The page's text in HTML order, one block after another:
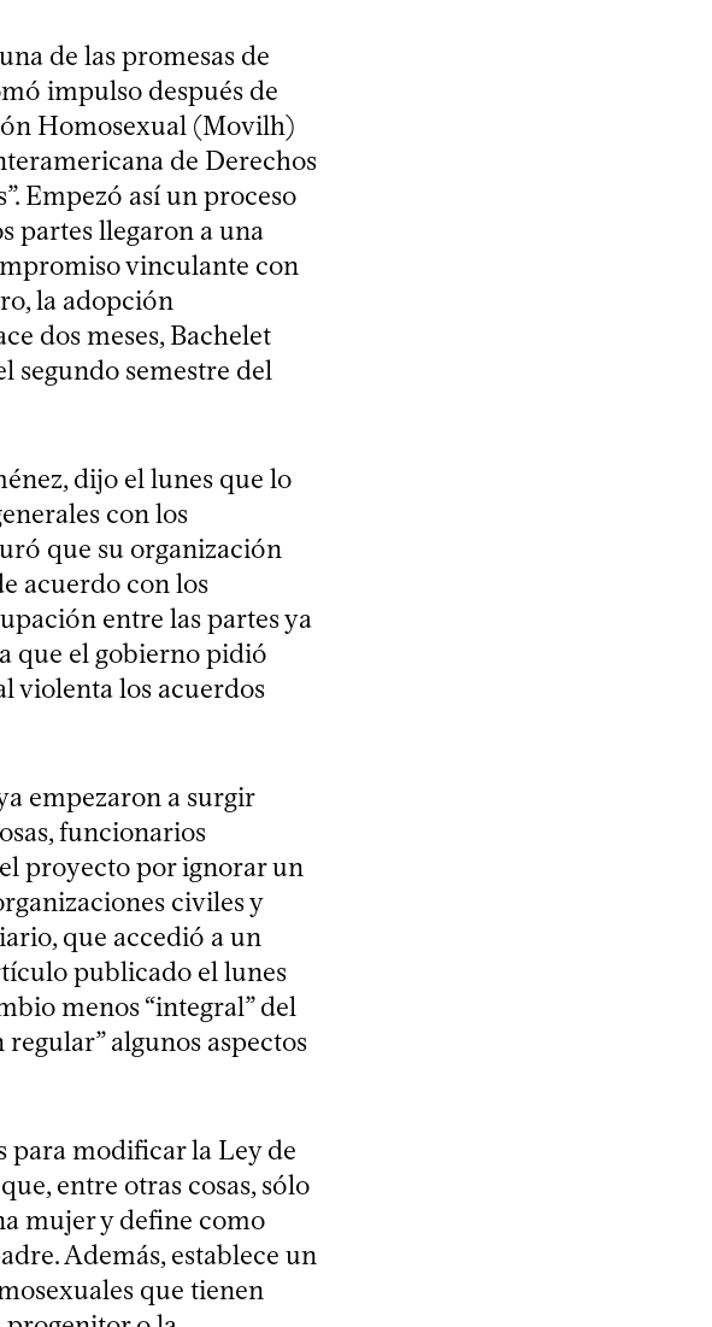
de las promesas de
impulso después de
Homosexual (Movilh)
de Derechos
Empezó así un proceso
partes llegaron a una
vinculante con
la adopción
dos meses, Bachelet
segundo semestre del
dijo el lunes que lo
con los
que su organización
acuerdo con los
entre las partes ya
que el gobierno pidió
violenta los acuerdos
empezaron a surgir
funcionarios
proyecto por ignorar un
civiles y
que accedió a un
publicado el lunes
menos “integral” del
algunos aspectos
para modificar la Ley de
entre otras cosas, sólo
mujer y define como
Además, establece un
que tienen